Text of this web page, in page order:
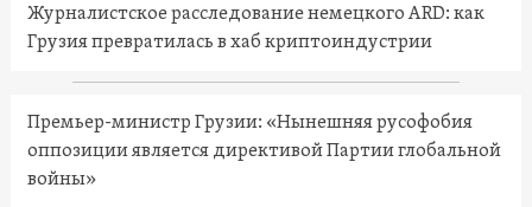
Журналистское расследование немецкого ARD: как
Грузия превратилась в хаб криптоиндустрии
Премьер-министр Грузии: «Нынешняя русофобия
оппозиции является директивой Партии глобальной
войны»